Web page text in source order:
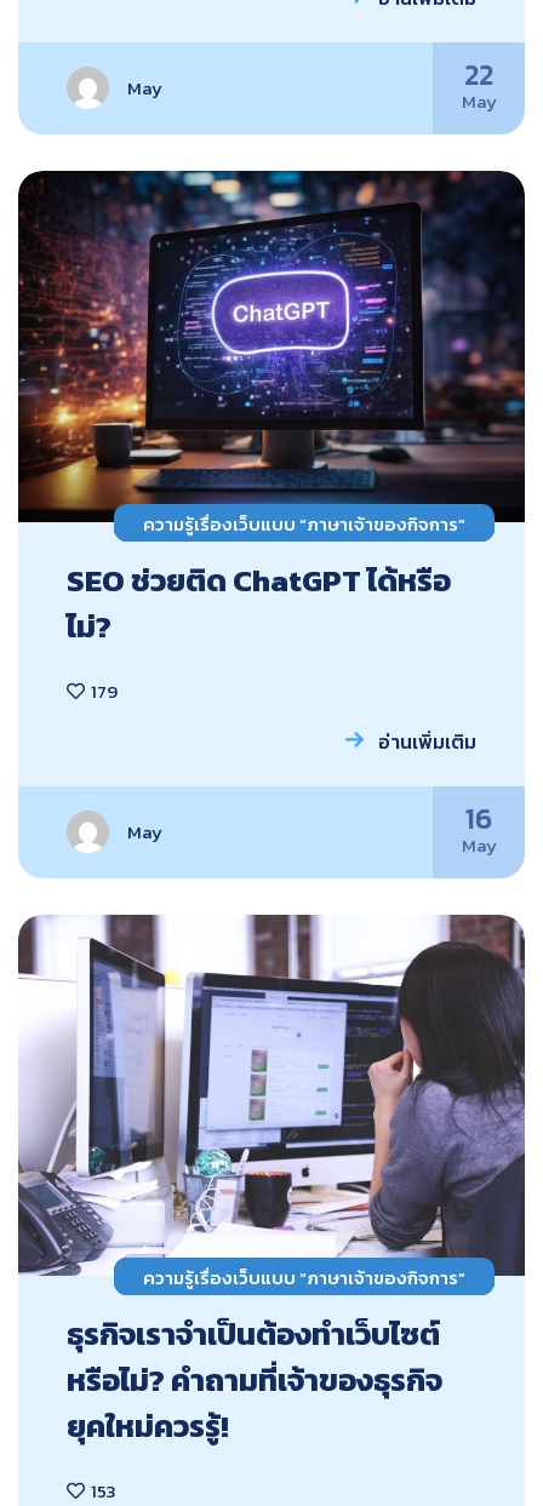
May 22
May
ความรู้เรื่องเว็บแบบ “ภาษาเจ้าของกิจการ”
SEO ช่วยติด ChatGPT ได้หรือ
ไม่?
179
อ่านเพิ่มเติม
May 16
May
ความรู้เรื่องเว็บแบบ “ภาษาเจ้าของกิจการ”
ธุรกิจเราจำเป็นต้องทำเว็บไซต์
หรือไม่? คำถามที่เจ้าของธุรกิจ
ยุคใหม่ควรรู้!
153